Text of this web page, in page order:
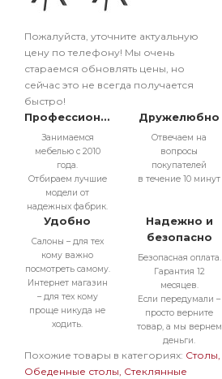
Пожалуйста, уточните актуальную
цену по телефону! Мы очень
стараемся обновлять цены, но
сейчас это не всегда получается
быстро!
Профессионально
Занимаемся
мебелью с 2010
года.
Отбираем лучшие
модели от
надежных фабрик.
Дружелюбно
Отвечаем на
вопросы
покупателей
в течение 10 минут
Удобно
Салоны – для тех
кому важно
посмотреть самому.
Интернет магазин
– для тех кому
проще никуда не
ходить.
Надежно и
безопасно
Безопасная оплата.
Гарантия 12
месяцев.
Если передумали –
просто верните
товар, а мы вернем
деньги.
Похожие товары в категориях: Столы
Обеденные столы Стеклянные